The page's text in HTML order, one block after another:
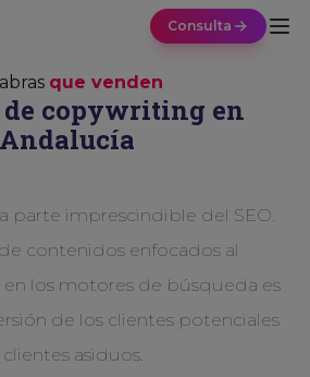
Consulta
que venden
copywriting en
Andalucía
parte imprescindible del SEO.
contenidos enfocados al
los motores de búsqueda es
de los clientes potenciales
clientes asiduos.